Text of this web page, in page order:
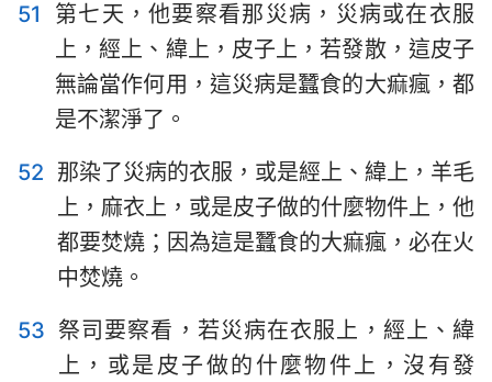
51
第七天，他要察看那災病，災病或在衣服
上，經上、緯上，皮子上，若發散，這皮子
無論當作何用，這災病是蠶食的大痲瘋，都
是不潔淨了。
52 那染了災病的衣服，或是經上、緯上，羊毛
上，麻衣上，或是皮子做的什麼物件上，他
都要焚燒；因為這是蠶食的大痲瘋，必在火
中焚燒。
53 祭司要察看，若災病在衣服上，經上、緯
上，或是皮子做的什麼物件上，沒有發